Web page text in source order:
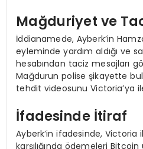
Mağduriyet ve
İddianamede, Ayberk’in
eyleminde yardım aldığı ve
hesabından taciz mesajları
Mağdurun polise şikayette
tehdit videosunu Victoria’ya
İfadesinde İtiraf
Ayberk’in ifadesinde, Victoria
karşılığında ödemeleri Bitcoin